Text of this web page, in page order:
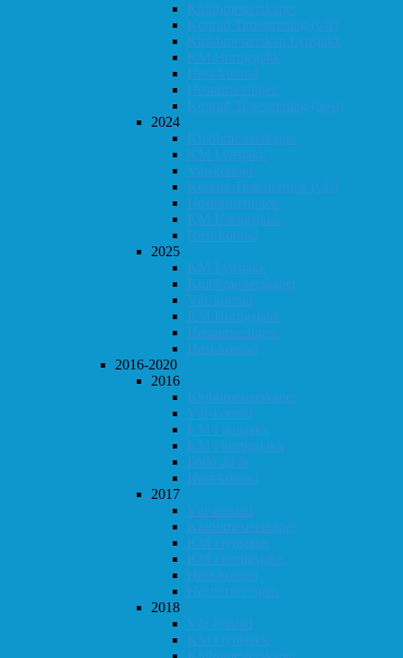
Klubbmesterskapet
Konrad Timestrening (vår)
Klubbmesterskap Lynsjakk
KM Hurtigsjakk
Høst-konrad
Høstturneringen
Konrad Timestrening (høst)
2024
Klubbmesterskapet
KM Lynsjakk
Vår-konrad
Konrad Timestrening (vår)
Høstturneringen
KM Hurtigsjakk
Høst-konrad
2025
KM Lynsjakk
Klubbmesterskapet
Vår-konrad
KM Hurtigsjakk
Høstturneringen
Høst-konrad
2016-2020
2016
Klubbmesterskapet
Vår-konrad
KM i lynsjakk
KM i hurtigsjakk
Follo 20 år
Høst-konrad
2017
Vår-konrad
Klubbmesterskapet
KM i lynsjakk
KM i hurtigsjakk
Høst-konrad
Høstturneringen
2018
Vår-konrad
KM i lynsjakk